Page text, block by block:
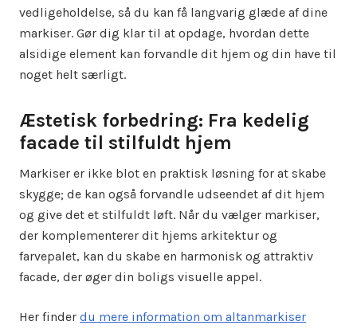
vedligeholdelse, så du kan få langvarig glæde af dine
markiser. Gør dig klar til at opdage, hvordan dette
alsidige element kan forvandle dit hjem og din have til
noget helt særligt.
Æstetisk forbedring: Fra kedelig
facade til stilfuldt hjem
Markiser er ikke blot en praktisk løsning for at skabe
skygge; de kan også forvandle udseendet af dit hjem
og give det et stilfuldt løft. Når du vælger markiser,
der komplementerer dit hjems arkitektur og
farvepalet, kan du skabe en harmonisk og attraktiv
facade, der øger din boligs visuelle appel.
Her finder du mere information om altanmarkiser